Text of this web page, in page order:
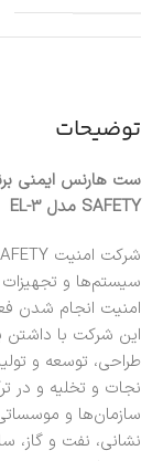
توضیحات
SAFETY مدل EL-3
سیستم‌ها و تجهیزات
امنیت انجام شدن
این شرکت با داشتن
طراحی، توسعه و
نجات و تخلیه و در
سازمان‌ها و
نشانی، نفت و گاز،